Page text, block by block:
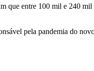
que entre 100 mil e 240
pela pandemia do